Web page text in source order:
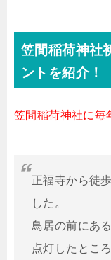
笠間稲荷神社
ントを紹介！
笠間稲荷神社に毎
正福寺から徒
した。
鳥居の前にあ
点灯したとこ